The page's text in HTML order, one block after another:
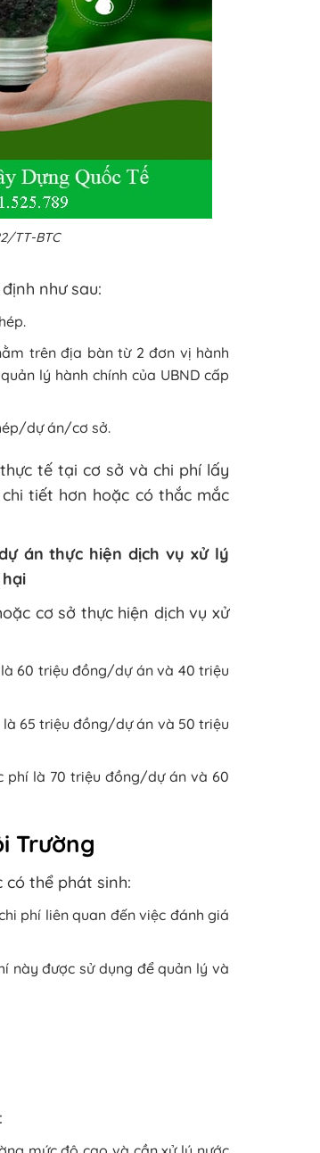
TT-BTC
như sau:
trên địa bàn từ 2 đơn vị hành
lý hành chính của UBND cấp
dự án/cơ sở.
tế tại cơ sở và chi phí lấy
tiết hơn hoặc có thắc mắc
án thực hiện dịch vụ xử lý
cơ sở thực hiện dịch vụ xử
60 triệu đồng/dự án và 40 triệu
65 triệu đồng/dự án và 50 triệu
phí là 70 triệu đồng/dự án và 60
Trường
có thể phát sinh:
phí liên quan đến việc đánh giá
này được sử dụng để quản lý và